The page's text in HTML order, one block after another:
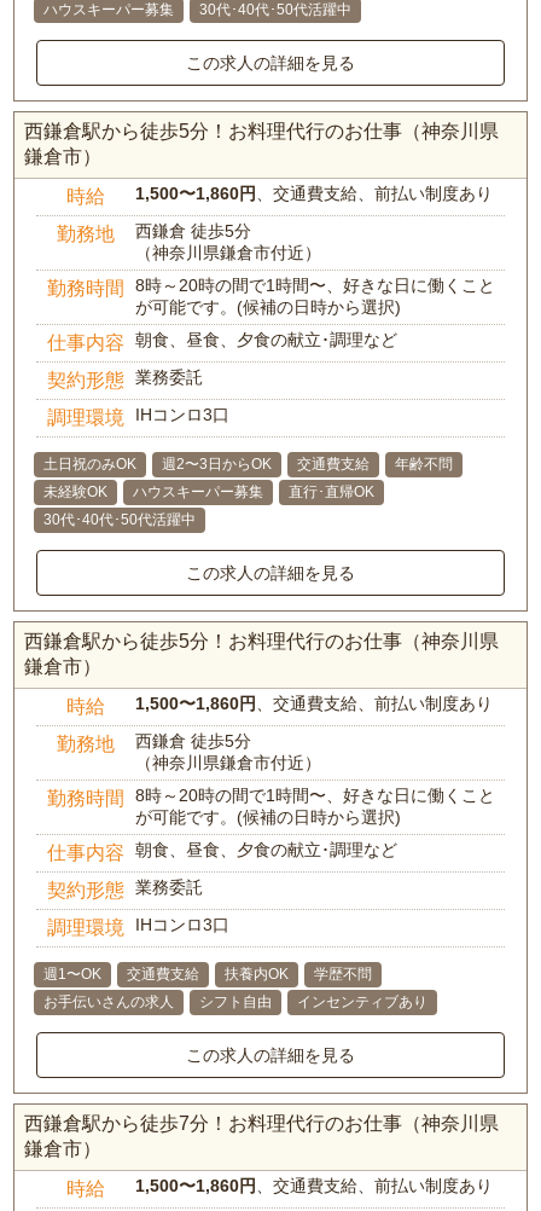
ハウスキーパー募集
30代･40代･50代活躍中
この求人の詳細を見る
西鎌倉駅から徒歩5分！お料理代行のお仕事（神奈川県
鎌倉市）
時給 1,500〜1,860円 、交通費支給、前払い制度あり
勤務地
西鎌倉 徒歩5分
（神奈川県鎌倉市付近）
勤務時間
8時～20時の間で1時間〜、好きな日に働くこと
が可能です。(候補の日時から選択)
仕事内容 朝食、昼食、夕食の献立･調理など
契約形態 業務委託
調理環境 IHコンロ3口
土日祝のみOK 週2〜3日からOK 交通費支給
年齢不問
未経験OK
ハウスキーパー募集
直行･直帰OK
30代･40代･50代活躍中
この求人の詳細を見る
西鎌倉駅から徒歩5分！お料理代行のお仕事（神奈川県
鎌倉市）
時給 1,500〜1,860円 、交通費支給、前払い制度あり
勤務地
西鎌倉 徒歩5分
（神奈川県鎌倉市付近）
勤務時間
8時～20時の間で1時間〜、好きな日に働くこと
が可能です。(候補の日時から選択)
仕事内容 朝食、昼食、夕食の献立･調理など
契約形態 業務委託
調理環境 IHコンロ3口
週1〜OK 交通費支給 扶養内OK
学歴不問
お手伝いさんの求人
シフト自由 インセンティブあり
この求人の詳細を見る
西鎌倉駅から徒歩7分！お料理代行のお仕事（神奈川県
鎌倉市）
時給 1,500〜1,860円 、交通費支給、前払い制度あり